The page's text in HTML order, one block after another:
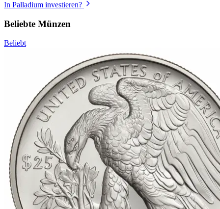
In Palladium investieren?
Beliebte Münzen
Beliebt